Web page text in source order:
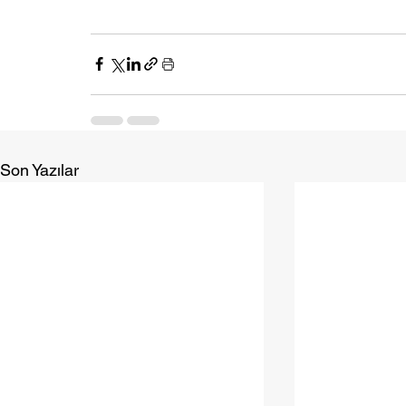
Son Yazılar